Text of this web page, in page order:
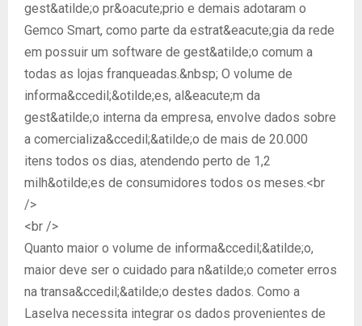
gest&atilde;o pr&oacute;prio e demais adotaram o
Gemco Smart, como parte da estrat&eacute;gia da rede
em possuir um software de gest&atilde;o comum a
todas as lojas franqueadas.&nbsp; O volume de
informa&ccedil;&otilde;es, al&eacute;m da
gest&atilde;o interna da empresa, envolve dados sobre
a comercializa&ccedil;&atilde;o de mais de 20.000
itens todos os dias, atendendo perto de 1,2
milh&otilde;es de consumidores todos os meses.<br
/>
<br />
Quanto maior o volume de informa&ccedil;&atilde;o,
maior deve ser o cuidado para n&atilde;o cometer erros
na transa&ccedil;&atilde;o destes dados. Como a
Laselva necessita integrar os dados provenientes de